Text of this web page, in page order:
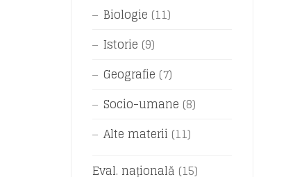
Biologie (11)
Istorie (9)
Geografie (7)
Socio-umane (8)
Alte materii (11)
Eval. națională (15)